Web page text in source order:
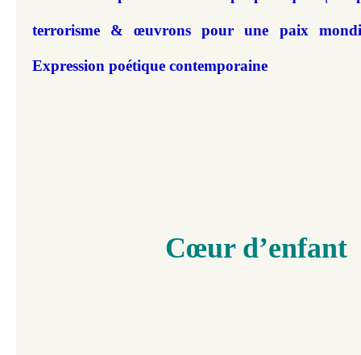
terrorisme & œuvrons pour une paix
Expression poétique contemporaine
Cœur d’enfant